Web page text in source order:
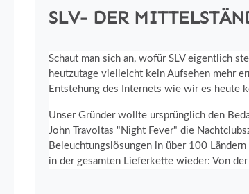
SLV- DER
Schaut man sich an, wofür SLV eigentlich
heutzutage vielleicht kein Aufsehen mehr
Entstehung des Internets wie wir es heute
Unser Gründer wollte ursprünglich den
John Travoltas "Night Fever" die
Beleuchtungslösungen in über 100
in der gesamten Lieferkette wieder: Von